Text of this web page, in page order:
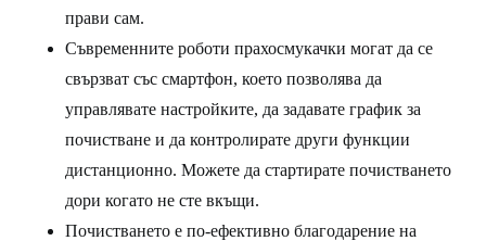
прави сам.
Съвременните роботи прахосмукачки могат да се
свързват със смартфон, което позволява да
управлявате настройките, да задавате график за
почистване и да контролирате други функции
дистанционно. Можете да стартирате почистването
дори когато не сте вкъщи.
Почистването е по-ефективно благодарение на